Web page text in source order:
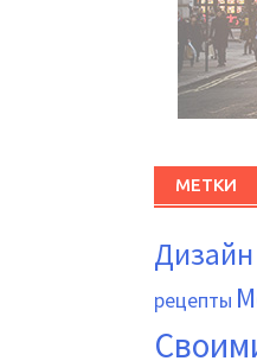
МЕТКИ
рецепты